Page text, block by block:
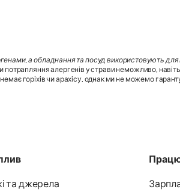
а обладнання та посуд використовують
алергенів у страви неможливо,
горіхів чи арахісу, однак ми не можемо
та джерела